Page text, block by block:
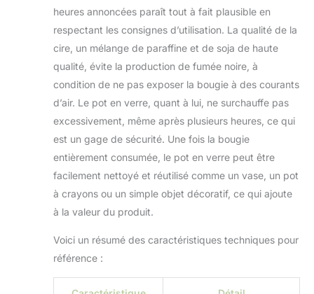
heures annoncées paraît tout à fait plausible en
respectant les consignes d’utilisation. La qualité de la
cire, un mélange de paraffine et de soja de haute
qualité, évite la production de fumée noire, à
condition de ne pas exposer la bougie à des courants
d’air. Le pot en verre, quant à lui, ne surchauffe pas
excessivement, même après plusieurs heures, ce qui
est un gage de sécurité. Une fois la bougie
entièrement consumée, le pot en verre peut être
facilement nettoyé et réutilisé comme un vase, un pot
à crayons ou un simple objet décoratif, ce qui ajoute
à la valeur du produit.
Voici un résumé des caractéristiques techniques pour
référence :